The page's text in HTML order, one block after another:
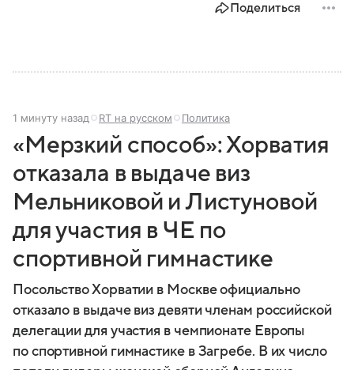
Поделиться
1 минуту назад RT на русском Политика
«Мерзкий способ»: Хорватия
отказала в выдаче виз
Мельниковой и Листуновой
для участия в ЧЕ по
спортивной гимнастике
Посольство Хорватии в Москве официально
отказало в выдаче виз девяти членам российской
делегации для участия в чемпионате Европы
по спортивной гимнастике в Загребе. В их число